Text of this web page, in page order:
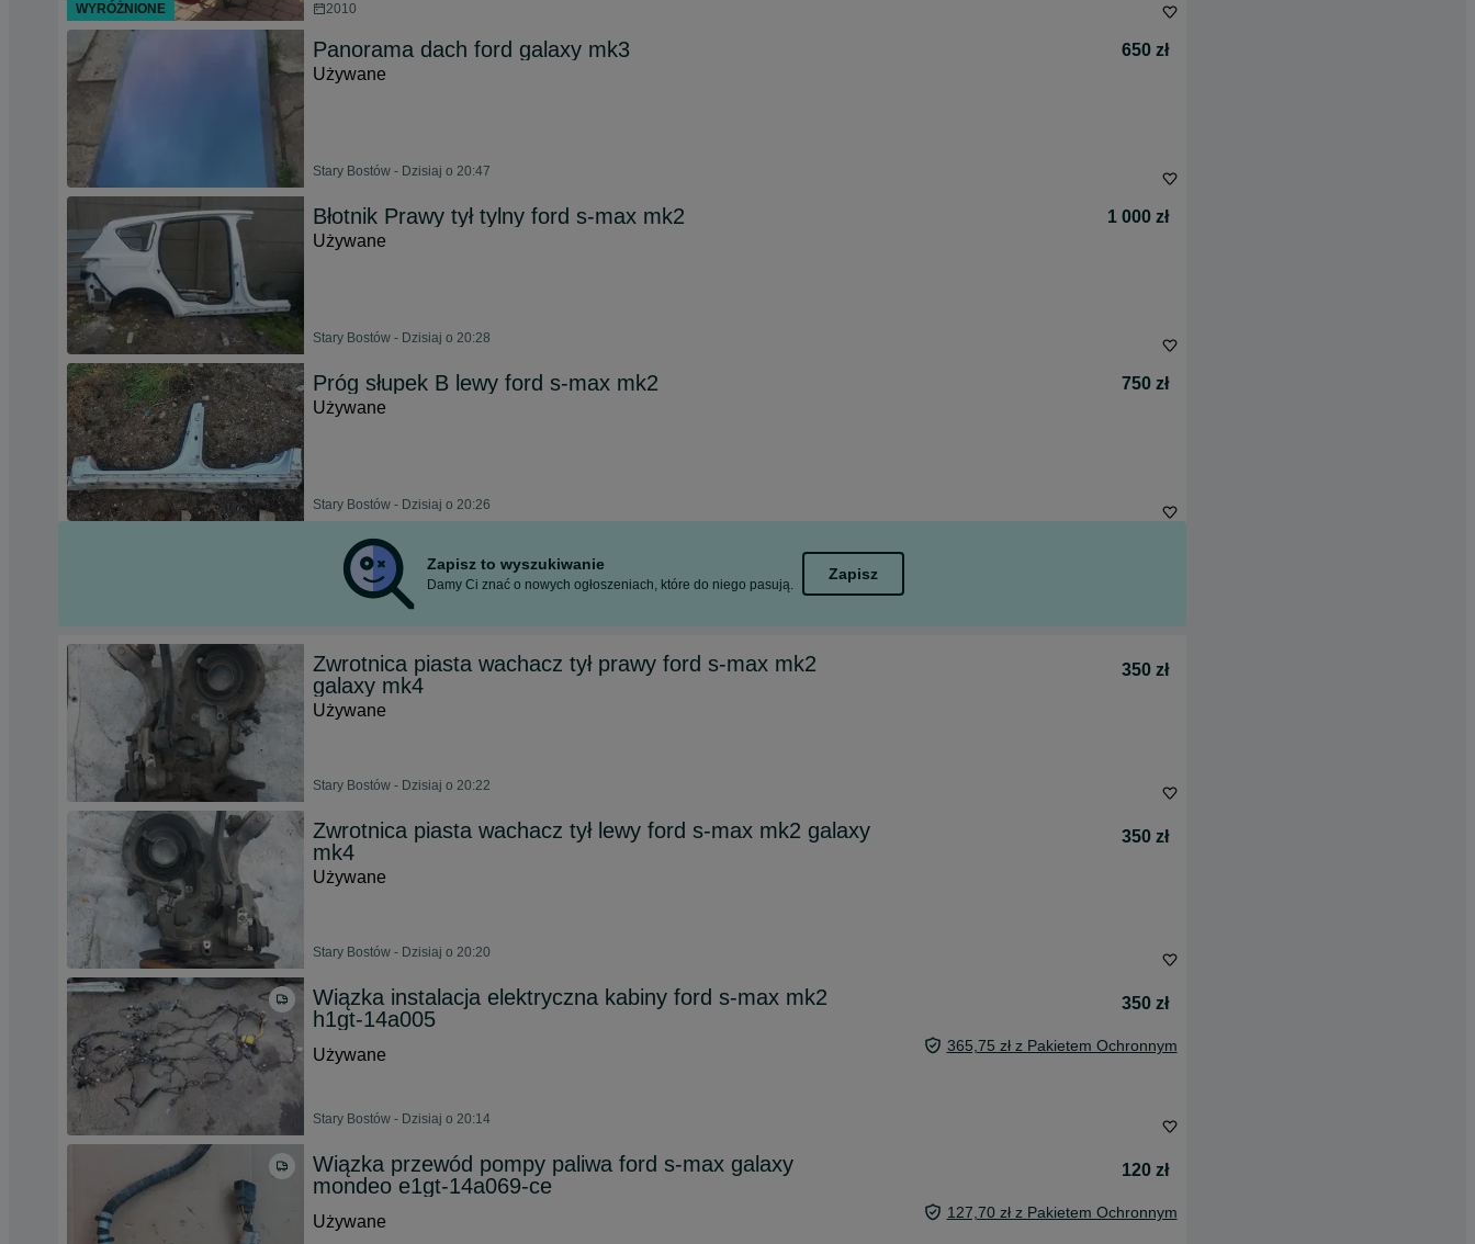
2010
Panorama dach ford galaxy mk3
650 zł
Używane
Stary Bostów - Dzisiaj o 20:47
Błotnik Prawy tył tylny ford s-max mk2
1 000 zł
Używane
Stary Bostów - Dzisiaj o 20:28
Próg słupek B lewy ford s-max mk2
750 zł
Używane
Stary Bostów - Dzisiaj o 20:26
Zapisz to wyszukiwanie
Damy Ci znać o nowych ogłoszeniach, które do niego pasują.
Zapisz
Zwrotnica piasta wachacz tył prawy ford s-max mk2
galaxy mk4
350 zł
Używane
Stary Bostów - Dzisiaj o 20:22
Zwrotnica piasta wachacz tył lewy ford s-max mk2 galaxy
mk4
350 zł
Używane
Stary Bostów - Dzisiaj o 20:20
Wiązka instalacja elektryczna kabiny ford s-max mk2
h1gt-14a005
350 zł
Używane 365,75 zł z Pakietem Ochronnym
Stary Bostów - Dzisiaj o 20:14
Wiązka przewód pompy paliwa ford s-max galaxy
mondeo e1gt-14a069-ce
120 zł
Używane 127,70 zł z Pakietem Ochronnym
WYRÓŻNIONE